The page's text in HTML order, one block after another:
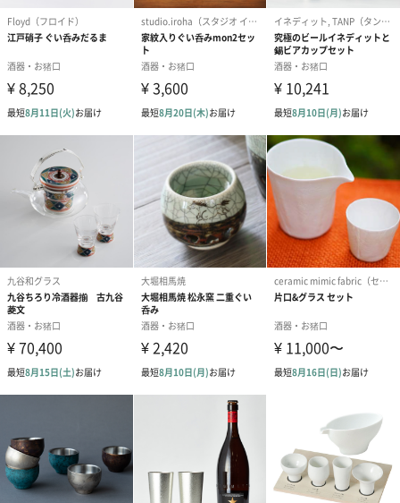
重さ/内容量
パッケージ外
化粧箱
パッケージ外
装サイズ
【1個箱】長さ90mm×幅90mm×高さ57mm
【ペア箱】長さ185mm×幅95mm×高さ57mm
【1個箱】130g
パッケージ内
同梱物
製造国
日本(東京都）
使用上の注意
点・使用方法
・耐熱ガラスではありません。
・急激な温度差にご注意の上ご使用ください。
・電子レンジ使用不可です。
ション
【無料オプション】
・包装紙での包装
・のしの貼付（祝、寿）
【有料オプション】
・桐箱の用意が可能です。
商品オプション情報